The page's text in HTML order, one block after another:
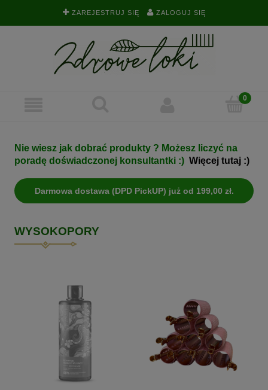
ZAREJESTRUJ SIĘ ZALOGUJ SIĘ
Nie wiesz jak dobrać produkty ? Możesz liczyć na
poradę doświadczonej konsultantki :) Więcej tutaj :)
Darmowa dostawa (DPD PickUP) już od 199,00 zł.
WYSOKOPORY